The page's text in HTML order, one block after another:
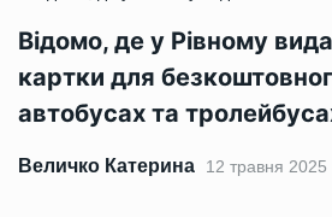
Відомо, де у Рівному
картки для
автобусах та
Величко Катерина 12 травня 2025